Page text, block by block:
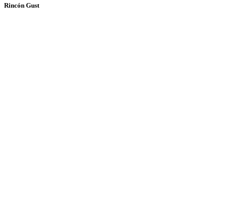
Rincón Gust